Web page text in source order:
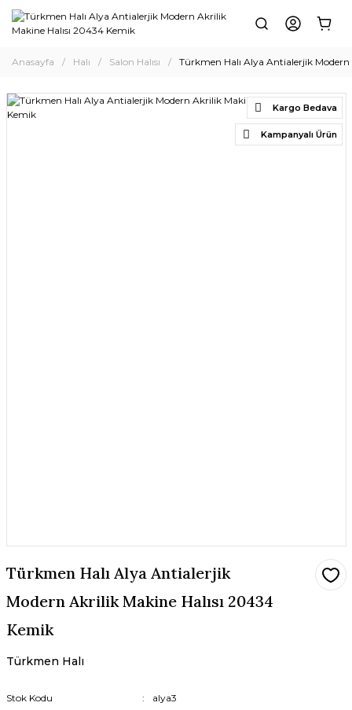
Anasayfa Halı Salon Halısı Türkmen Halı Alya Antialerjik
Kargo Bedava
Kampanyalı Ürün
Türkmen Halı Alya Antialerjik
Modern Akrilik Makine Halısı 20434
Kemik
Türkmen Halı
Stok Kodu
alya3